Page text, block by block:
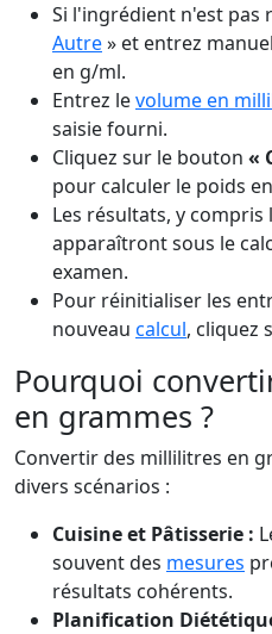
Si l'ingrédient n'est pas
Autre» et entrez
en g/ml.
Entrez levolume en
saisie fourni.
Cliquez sur le bouton «
pour calculer le poids
Les résultats, y compris
apparaîtront sous le
examen.
Pour réinitialiser les
nouveau calcul, cliquez
Pourquoi
en grammes ?
Convertir des millilitres en
divers scénarios :
Cuisine et Pâtisserie :
souvent des mesures
résultats cohérents.
Planification